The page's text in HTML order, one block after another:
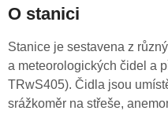
O stanici
Stanice je sestavena z
a meteorologických čidel a
TRwS405). Čidla jsou
srážkoměr na střeše,